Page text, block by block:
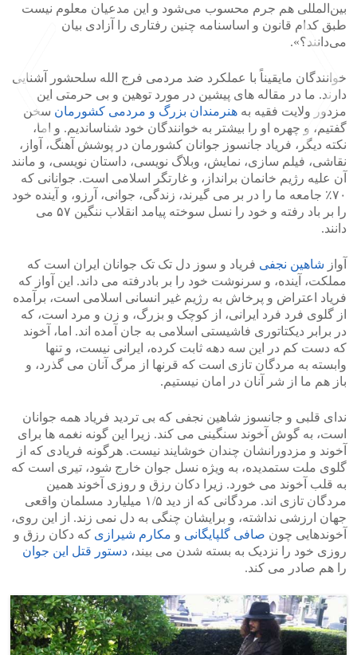
بین‌المللی هم جرم محسوب می‌شود و این مدعیان معلوم نیست
طبق کدام قانون و اساسنامه چنین رفتاری را آزادی بیان
می‌دانند؟».
خوانندگان مایقیناً با عملکرد ضد مردمی فرج الله سلحشور آشنایی
دارند. ما در مقاله های پیشین در مورد توهین و بی حرمتی این
مزدور ولایت فقیه به هنرمندان بزرگ و مردمی کشورمان سخن
گفتیم، و چهره او را بیشتر به خوانندگان خود شناساندیم. و اما،
نکته دیگر، فریاد جانسوز جوانان کشورمان در پوشش آهنگ، آواز،
نقاشی، فیلم سازی، نمایش، وبلاگ نویسی، داستان نویسی، و مانند
آن علیه رژیم خانمان برانداز، و غارتگر اسلامی است. جوانانی که
۷۰٪ جامعه ما را در بر می گیرند، زندگی، جوانی، آرزو، و آینده خود
را بر باد رفته و خود را نسل سوخته پیامد انقلاب ننگین ۵۷ می
دانند.
آواز شاهین نجفی فریاد و سوز دل تک تک جوانان ایران است که
مملکت، آینده، و سرنوشت خود را بر بادرفته می داند. این آواز که
فریاد اعتراض و پرخاش به رژیم غیر انسانی اسلامی است، برآمده
از گلوی فرد فرد ایرانی، از کوچک و بزرگ، و زن و مرد است، که
در برابر دیکتاتوری فاشیستی اسلامی به جان آمده اند. اما، آخوند
که دست کم در این سه دهه ثابت کرده، ایرانی نیست، و تنها
وابسته به مردگان تازی است که قرنها از مرگ آنان می گذرد، و
باز هم ما از شر آنان در امان نیستیم.
ندای قلبی و جانسوز شاهین نجفی که بی تردید فریاد همه جوانان
است، به گوش آخوند سنگینی می کند. زیرا این گونه نغمه ها برای
آخوند و مزدورانشان چندان خوشایند نیست. هرگونه فریادی که از
گلوی ملت ستمدیده، به ویژه نسل جوان خارج شود، تیری است که
به قلب آخوند می خورد. زیرا دکان رزق و روزی آخوند همین
مردگان تازی اند. مردگانی که از دید ۱/۵ میلیارد مسلمان واقعی
جهان ارزشی نداشته، و برایشان چنگی به دل نمی زند. از این روی،
آخوندهایی چون صافی گلپایگانی و مکارم شیرازی که دکان رزق و
روزی خود را نزدیک به بسته شدن می بیند، دستور قتل این جوان
را هم صادر می کند.
<
>